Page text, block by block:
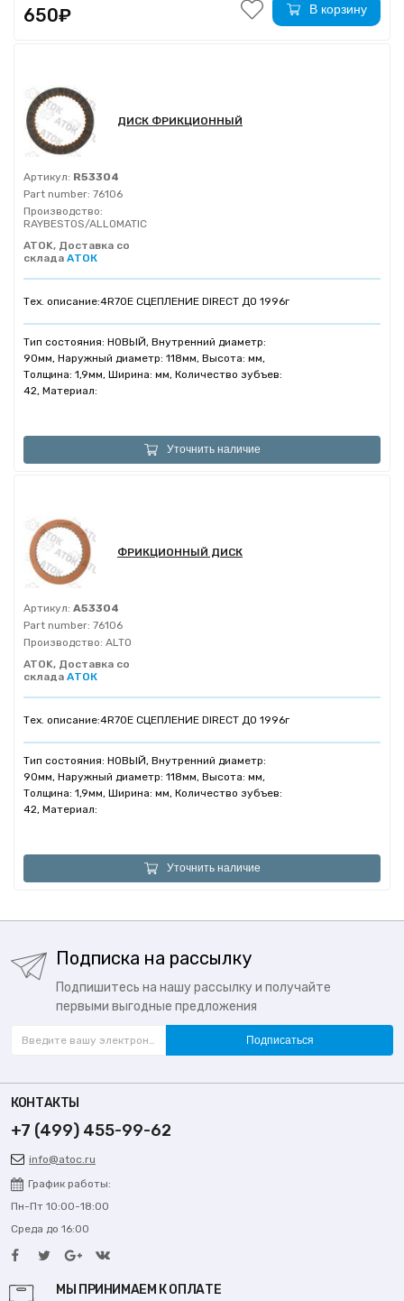
650₽ В корзину
ДИСК ФРИКЦИОННЫЙ
Артикул: R53304
Part number: 76106
Производство:
RAYBESTOS/ALLOMATIC
ATOK, Доставка со
склада АТОК
Тех. описание:4R70E СЦЕПЛЕНИЕ DIRECT ДО 1996г
Тип состояния: НОВЫЙ, Внутренний диаметр:
90мм, Наружный диаметр: 118мм, Высота: мм,
Толщина: 1,9мм, Ширина: мм, Количество зубъев:
42, Материал:
Уточнить наличие
ФРИКЦИОННЫЙ ДИСК
Артикул: A53304
Part number: 76106
Производство: ALTO
ATOK, Доставка со
склада АТОК
Тех. описание:4R70E СЦЕПЛЕНИЕ DIRECT ДО 1996г
Тип состояния: НОВЫЙ, Внутренний диаметр:
90мм, Наружный диаметр: 118мм, Высота: мм,
Толщина: 1,9мм, Ширина: мм, Количество зубъев:
42, Материал:
Уточнить наличие
Подписка на рассылку
Подпишитесь на нашу рассылку и получайте
первыми выгодные предложения
Подписаться
КОНТАКТЫ
+7 (499) 455-99-62
info@atoc.ru
График работы:
Пн-Пт 10:00-18:00
Среда до 16:00
МЫ ПРИНИМАЕМ К ОПЛАТЕ